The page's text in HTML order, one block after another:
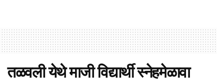
तळवली येथे माजी विद्यार्थी स्नेहमेळावा